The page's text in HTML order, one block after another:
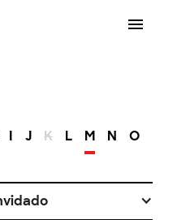
I J K L M N O